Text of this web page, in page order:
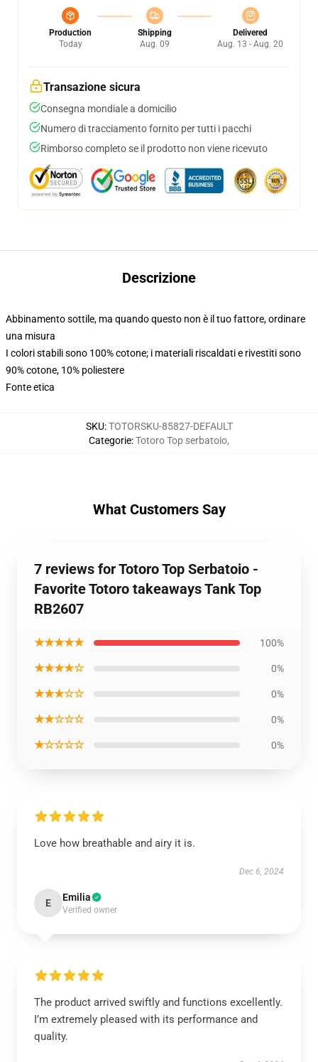
Production
Today
Shipping
Aug. 09
Delivered
Aug. 13 - Aug. 20
Transazione sicura
Consegna mondiale a domicilio
Numero di tracciamento fornito per tutti i pacchi
Rimborso completo se il prodotto non viene ricevuto
Descrizione
Abbinamento sottile, ma quando questo non è il tuo fattore, ordinare
una misura
I colori stabili sono 100% cotone; i materiali riscaldati e rivestiti sono
90% cotone, 10% poliestere
Fonte etica
SKU:TOTORSKU-85827-DEFAULT
Categorie:Totoro Top serbatoio,
What Customers Say
7 reviews for Totoro Top Serbatoio -
Favorite Totoro takeaways Tank Top
RB2607
★★★★★ 100%
★★★★☆ 0%
★★★☆☆ 0%
★★☆☆☆ 0%
★☆☆☆☆ 0%
Love how breathable and airy it is.
Dec 6, 2024
E Emilia
Verified owner
The product arrived swiftly and functions excellently.
I’m extremely pleased with its performance and
quality.